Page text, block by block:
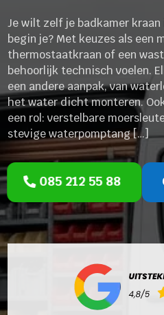
Je wilt zelf je badkamer
begin je? Met keuzes als een
thermostaatkraan of een
behoorlijk technisch voelen.
een andere aanpak, van
het water dicht monteren.
een rol: verstelbare
stevige waterpomptang […]
085 212 55 88